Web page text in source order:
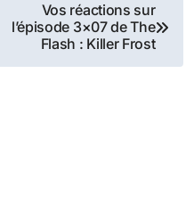
Vos réactions sur
l’épisode 3×07 de The
Flash : Killer Frost